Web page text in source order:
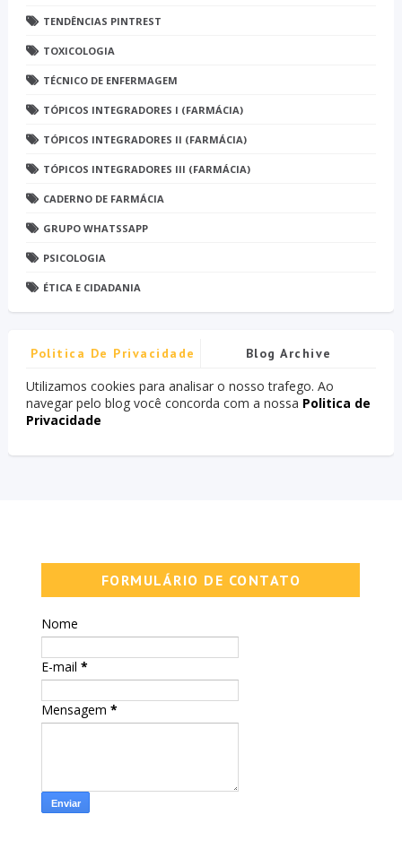
TENDÊNCIAS PINTREST
TOXICOLOGIA
TÉCNICO DE ENFERMAGEM
TÓPICOS INTEGRADORES I (FARMÁCIA)
TÓPICOS INTEGRADORES II (FARMÁCIA)
TÓPICOS INTEGRADORES III (FARMÁCIA)
CADERNO DE FARMÁCIA
GRUPO WHATSSAPP
PSICOLOGIA
ÉTICA E CIDADANIA
Politica De Privacidade Blog Archive
Utilizamos cookies para analisar o nosso trafego. Ao
navegar pelo blog você concorda com a nossa Politica de
Privacidade
FORMULÁRIO DE CONTATO
Nome
E-mail*
Mensagem*